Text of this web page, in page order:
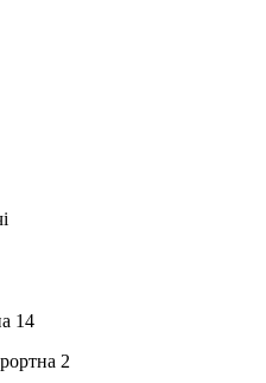
14
2